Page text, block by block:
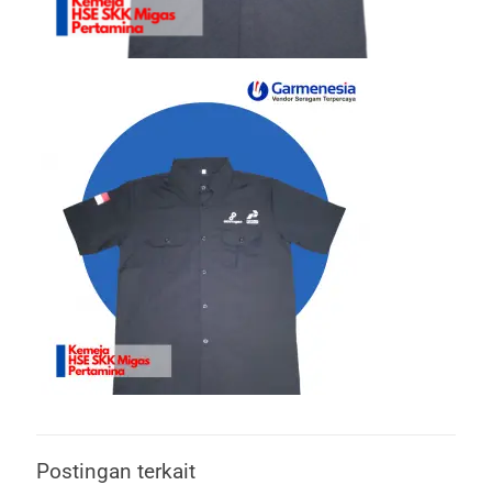
Postingan terkait